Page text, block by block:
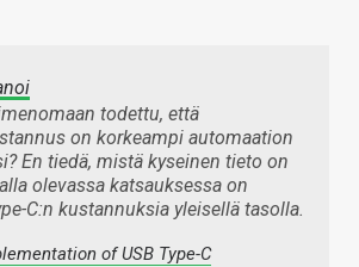
todettu, että
on korkeampi automaation
En tiedä, mistä kyseinen tieto on
olevassa katsauksessa on
C:n kustannuksia yleisellä tasolla.
of USB Type-C